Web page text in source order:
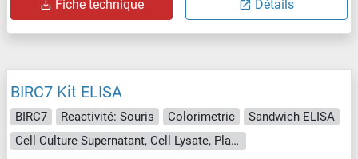
Fiche technique Détails
BIRC7 Kit ELISA
BIRC7 Reactivité: Souris Colorimetric
Sandwich ELISA
Cell Culture Supernatant, Cell Lysate, Plasma, Serum, Tissue Lysate